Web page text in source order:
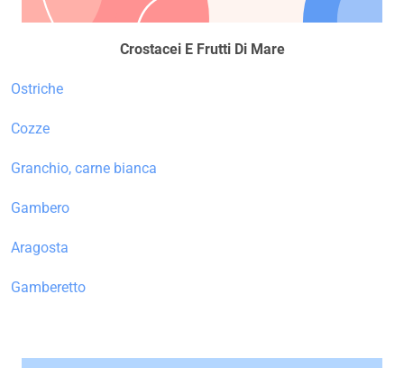
Crostacei E Frutti Di Mare
Ostriche
Cozze
Granchio, carne bianca
Gambero
Aragosta
Gamberetto